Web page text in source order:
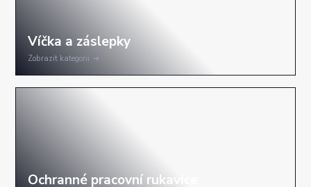
Zobrazit kategorii